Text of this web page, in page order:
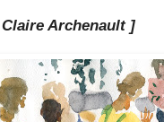
Archenault ]